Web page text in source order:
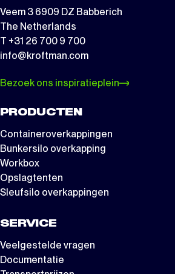
Veem 3 6909 DZ Babberich
The Netherlands
T +31 26 700 9 700
info@kroftman.com
Bezoek ons inspiratieplein
PRODUCTEN
Containeroverkappingen
Bunkersilo overkapping
Workbox
Opslagtenten
Sleufsilo overkappingen
SERVICE
Veelgestelde vragen
Documentatie